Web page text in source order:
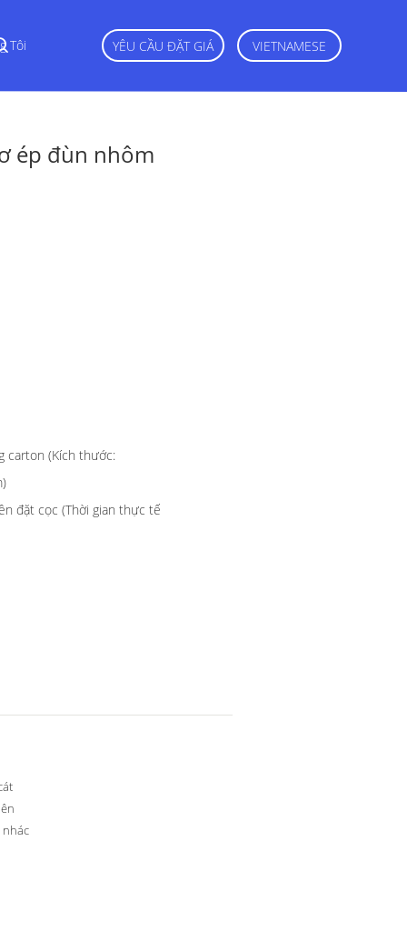
Tôi YÊU CẦU ĐẶT GIÁ VIETNAMESE
ép đùn nhôm
carton (Kích thước:
đặt cọc (Thời gian thực tế
nhác